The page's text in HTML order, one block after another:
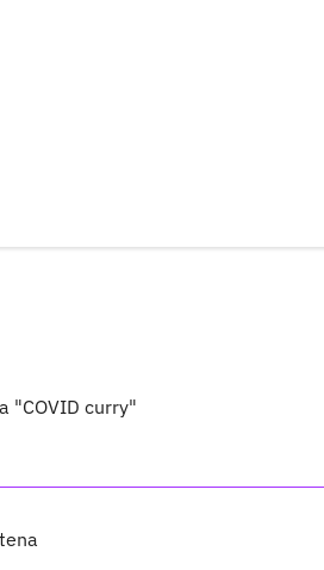
"COVID curry"